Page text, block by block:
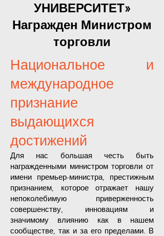
УНИВЕРСИТЕТ»
Награжден Министром
торговли
Национальное и
международное
признание
выдающихся
достижений
Для нас большая честь быть
награжденными министром торговли от
имени премьер-министра, престижным
признанием, которое отражает нашу
непоколебимую приверженность
совершенству, инновациям и
значимому влиянию как в нашем
сообществе, так и за его пределами. В